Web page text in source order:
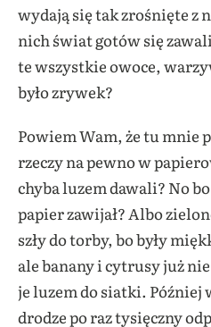
wydają się tak zrośnięte z
nich świat gotów się
te wszystkie owoce,
było zrywek?
Powiem Wam, że tu mnie
rzeczy na pewno w
chyba luzem dawali? No
papier zawijał? Albo
szły do torby, bo były
ale banany i cytrusy już
je luzem do siatki. Później
drodze po raz tysięczny